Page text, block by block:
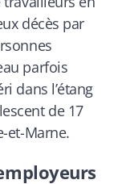
décès par
parfois
dans l’étang
de 17
et-Marne.